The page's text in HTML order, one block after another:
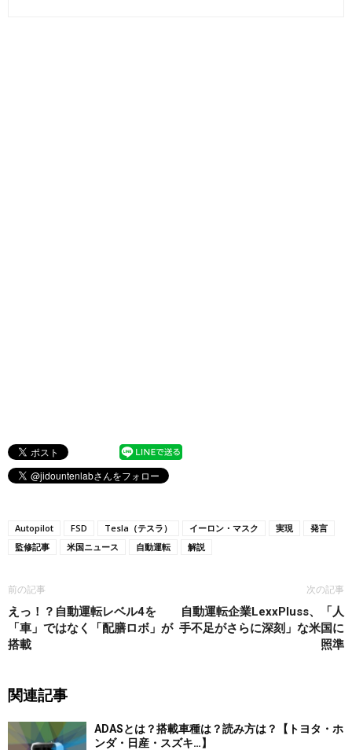
Autopilot FSD Tesla（テスラ） イーロン・マスク 実現
発言
監修記事
米国ニュース 自動運転 解説
前の記事
えっ！？自動運転レベル4を
「車」ではなく「配膳ロボ」が
搭載
次の記事
自動運転企業LexxPluss、「人
手不足がさらに深刻」な米国に
照準
関連記事
ADASとは？搭載車種は？読み方は？【トヨタ・ホ
ンダ・日産・スズキ…】